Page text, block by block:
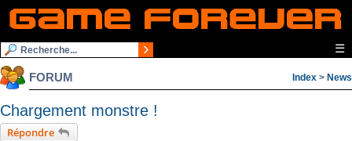
☰
FORUM Index > News
Chargement monstre !
Répondre